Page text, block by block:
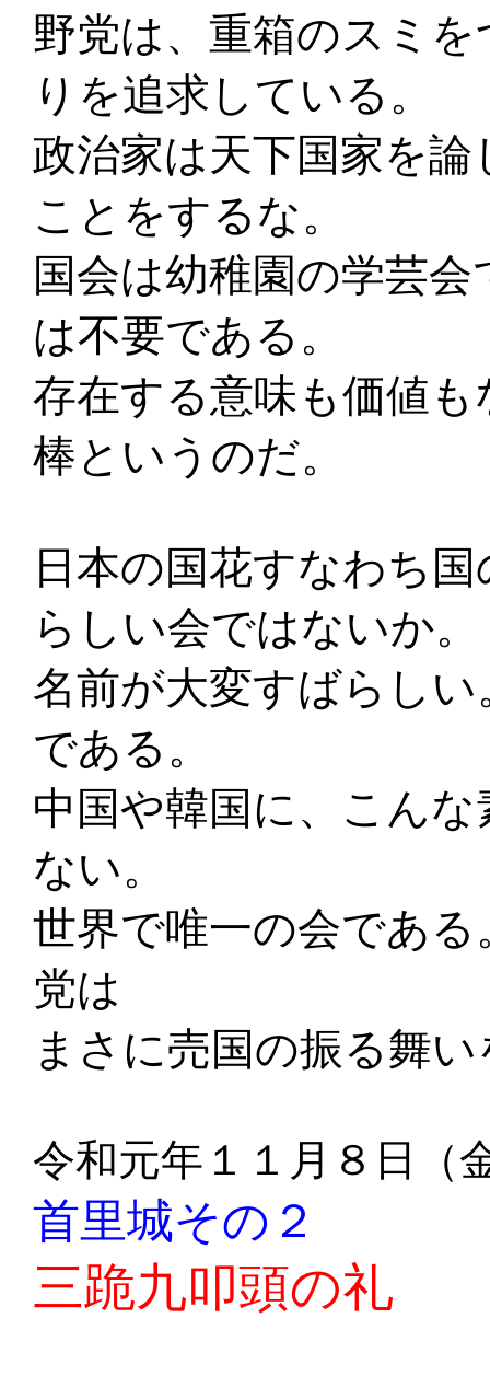
野党は、重箱のスミ
りを追求している。
政治家は天下国家を
ことをするな。
国会は幼稚園の学芸
は不要である。
存在する意味も価値
棒というのだ。
日本の国花すなわち
らしい会ではないか。
名前が大変すばらし
である。
中国や韓国に、こん
ない。
世界で唯一の会であ
党は
まさに売国の振る舞
令和元年１１月８日（
首里城その２
三跪九叩頭の礼